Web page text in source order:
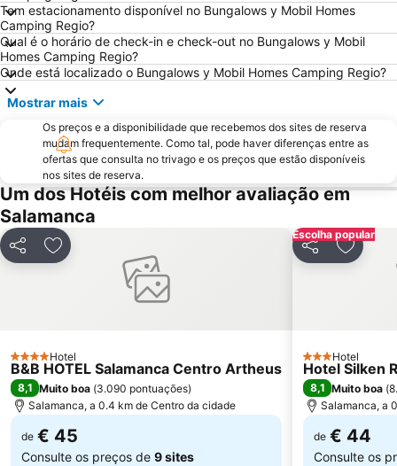
Helmántico Stadium
Salamanca Airport
San José
Montalvo
Ieronimus
Rúa Mayor
Salesas
Tem estacionamento disponível no Bungalows y Mobil Homes
Camping Regio?
Qual é o horário de check-in e check-out no Bungalows y Mobil
Homes Camping Regio?
Onde está localizado o Bungalows y Mobil Homes Camping Regio?
Mostrar mais
Os preços e a disponibilidade que recebemos dos sites de reserva
mudam frequentemente. Como tal, pode haver diferenças entre as
ofertas que consulta no trivago e os preços que estão disponíveis
nos sites de reserva.
Um dos Hotéis com melhor avaliação em
Salamanca
PartilharAdicionar aos favoritos
4 Estrelas
Hotel
B&B HOTEL Salamanca Centro Artheus
8,1 Muito boa (3.090 pontuações)
Salamanca, a 0.4 km de Centro da cidade
de € 45
Consulte os preços de 9 sites
Escolha popular
Partilhar
3 Estrelas
Hotel
Hotel Silken
8,1 Muito boa (
Salamanca, a
de € 44
Consulte os